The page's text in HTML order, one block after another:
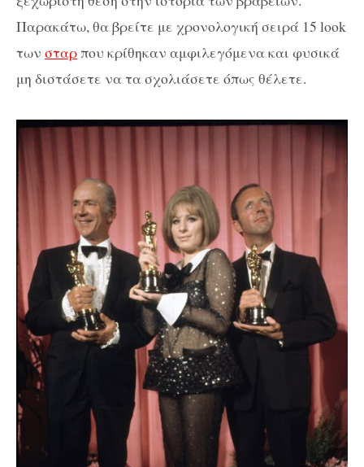
Παρακάτω, θα βρείτε με χρονολογική σειρά 15 look
των σταρπου κρίθηκαν αμφιλεγόμενα και φυσικά
μη διστάσετε να τα σχολιάσετε όπως θέλετε.